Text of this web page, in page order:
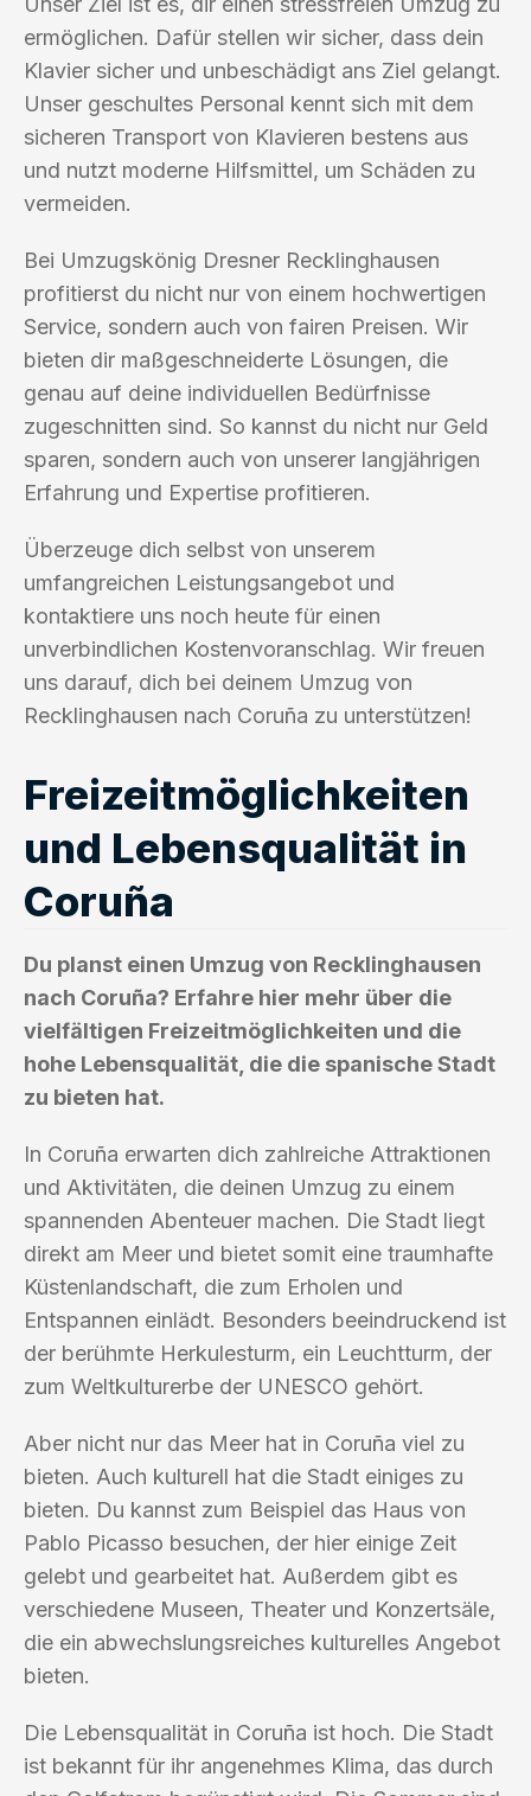
ermöglichen. Dafür stellen wir sicher, dass dein
Klavier sicher und unbeschädigt ans Ziel gelangt.
Unser geschultes Personal kennt sich mit dem
sicheren Transport von Klavieren bestens aus
und nutzt moderne Hilfsmittel, um Schäden zu
vermeiden.
Bei Umzugskönig Dresner Recklinghausen
profitierst du nicht nur von einem hochwertigen
Service, sondern auch von fairen Preisen. Wir
bieten dir maßgeschneiderte Lösungen, die
genau auf deine individuellen Bedürfnisse
zugeschnitten sind. So kannst du nicht nur Geld
sparen, sondern auch von unserer langjährigen
Erfahrung und Expertise profitieren.
Überzeuge dich selbst von unserem
umfangreichen Leistungsangebot und
kontaktiere uns noch heute für einen
unverbindlichen Kostenvoranschlag. Wir freuen
uns darauf, dich bei deinem Umzug von
Recklinghausen nach Coruña zu unterstützen!
Freizeitmöglichkeiten
und Lebensqualität in
Coruña
Du planst einen Umzug von Recklinghausen
nach Coruña? Erfahre hier mehr über die
vielfältigen Freizeitmöglichkeiten und die
hohe Lebensqualität, die die spanische Stadt
zu bieten hat.
In Coruña erwarten dich zahlreiche Attraktionen
und Aktivitäten, die deinen Umzug zu einem
spannenden Abenteuer machen. Die Stadt liegt
direkt am Meer und bietet somit eine traumhafte
Küstenlandschaft, die zum Erholen und
Entspannen einlädt. Besonders beeindruckend ist
der berühmte Herkulesturm, ein Leuchtturm, der
zum Weltkulturerbe der UNESCO gehört.
Aber nicht nur das Meer hat in Coruña viel zu
bieten. Auch kulturell hat die Stadt einiges zu
bieten. Du kannst zum Beispiel das Haus von
Pablo Picasso besuchen, der hier einige Zeit
gelebt und gearbeitet hat. Außerdem gibt es
verschiedene Museen, Theater und Konzertsäle,
die ein abwechslungsreiches kulturelles Angebot
bieten.
Die Lebensqualität in Coruña ist hoch. Die Stadt
ist bekannt für ihr angenehmes Klima, das durch